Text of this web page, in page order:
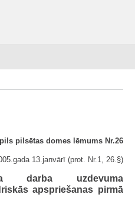
pilsētas domes lēmums Nr.26
13.janvārī (prot. Nr.1, 26.§)
darba uzdevuma
apspriešanas pirmā